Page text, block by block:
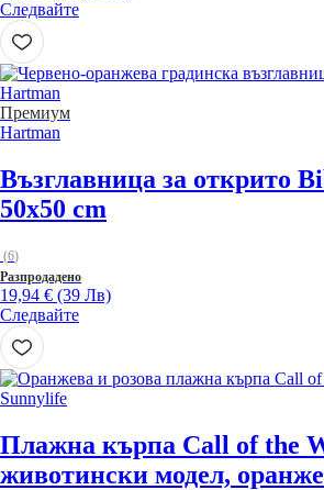
Следвайте
Премиум
Hartman
Възглавница за открито
50x50 cm
(6)
Разпродадено
19,94 € (39 Лв)
Следвайте
Sunnylife
Плажна кърпа Call of the
животински модел,